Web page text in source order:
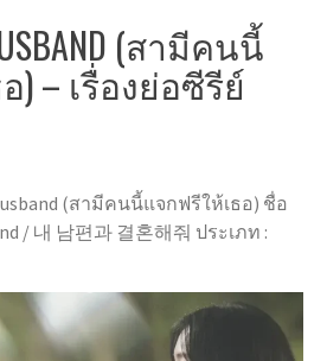
(สามีคนนี้
) – เรื่องย่อซีรีย์
(สามีคนนี้แจกฟรีให้เธอ) ชื่อ
/ 내 남편과 결혼해줘 ประเภท :